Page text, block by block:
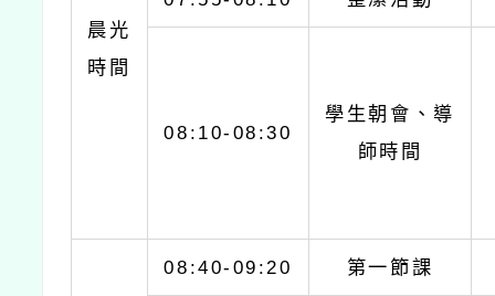
晨光
時間
08:10-08:30
學生朝會、導
師時間
08:40-09:20 第一節課